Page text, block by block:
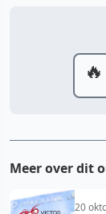
🔥
Meer over dit
20